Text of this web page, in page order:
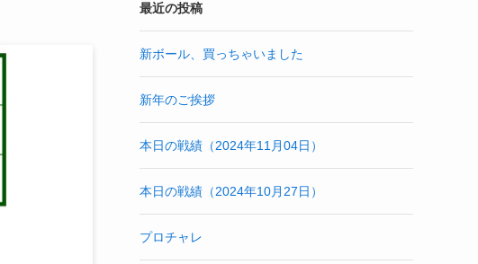
最近の投稿
新ボール、買っちゃいました
新年のご挨拶
本日の戦績（2024年11月04日）
本日の戦績（2024年10月27日）
プロチャレ